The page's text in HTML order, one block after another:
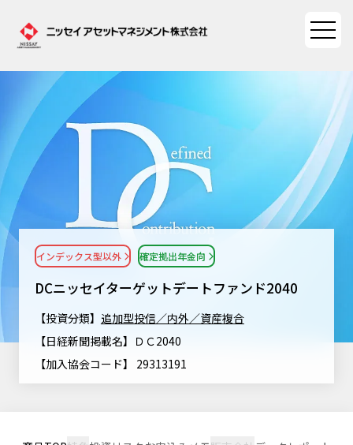
ファンド情報
ファンド検索
ファンド比較
決算カレンダー
海外休日カレンダー
投資信託新商品のご案内
ちょこっと3分！ファンドシアター
マーケット情報TOP
マーケット指数
大関 洋の「十字路」
コラム
ファンドレポート
資産形成ポータル
資産形成ポータルTOP
Nダイレクト
サステナビリティ
サステナビリティTOP
サステナビリティ経営
SDGsとは？
ニッセイアセットについて
ニッセイアセットについてTOP
最新情報 法人のお客さま
採用情報
DCニッセイターゲットデートファンド2040
インデックス型以外 確定拠出年金向
【投資分類】 追加型投信／内外／資産複合
【日経新聞掲載名】ＤＣ2040
【加入協会コード】 29313191